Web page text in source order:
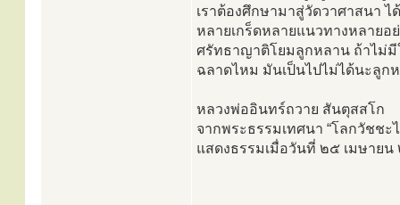
เราต้องศึกษามาสู่วัดวาศาสนา
หลายเกร็ดหลายแนวทางหลายอ
ศรัทธาญาติโยมลูกหลาน ถ้าไม่มี
ฉลาดไหม มันเป็นไปไม่ได้นะลูก
หลวงพ่ออินทร์ถวาย สันตุสสโก
จากพระธรรมเทศนา “โลกวัชช
แสดงธรรมเมื่อวันที่ ๒๕ เมษาย